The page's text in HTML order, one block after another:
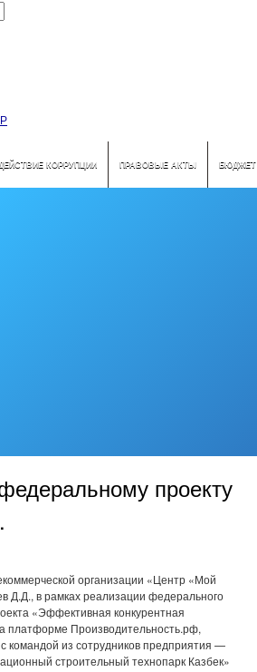
КОРРУПЦИИ ПРАВОВЫЕ АКТЫ БЮДЖЕТ
проекту
организации «Центр «Мой
Д.Д., в рамках реализации федерального
«Эффективная конкурентная
платформе Производительность.рф,
командой из сотрудников предприятия —
строительный технопарк Казбек»